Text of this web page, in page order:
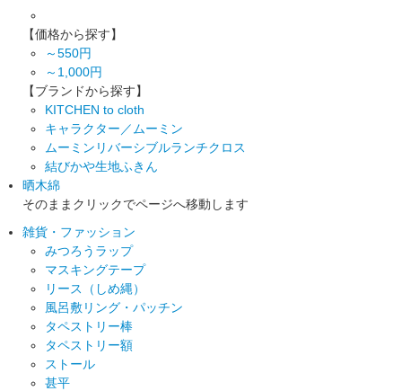
【価格から探す】
～550円
～1,000円
【ブランドから探す】
KITCHEN to cloth
キャラクター／ムーミン
ムーミンリバーシブルランチクロス
結びかや生地ふきん
晒木綿
そのままクリックでページへ移動します
雑貨・ファッション
みつろうラップ
マスキングテープ
リース（しめ縄）
風呂敷リング・パッチン
タペストリー棒
タペストリー額
ストール
甚平